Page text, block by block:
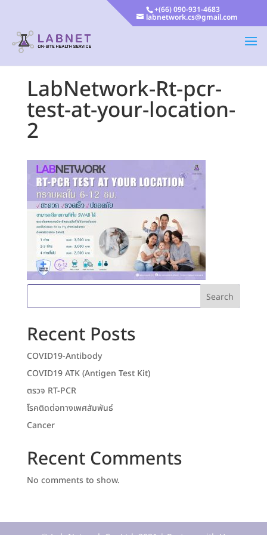
+(66) 090-931-4683
labnetwork.cs@gmail.com
LabNetwork-Rt-pcr-
test-at-your-location-
2
Search
Recent Posts
COVID19-Antibody
COVID19 ATK (Antigen Test Kit)
ตรวจ RT-PCR
โรคติดต่อทางเพศสัมพันธ์
Cancer
Recent Comments
No comments to show.